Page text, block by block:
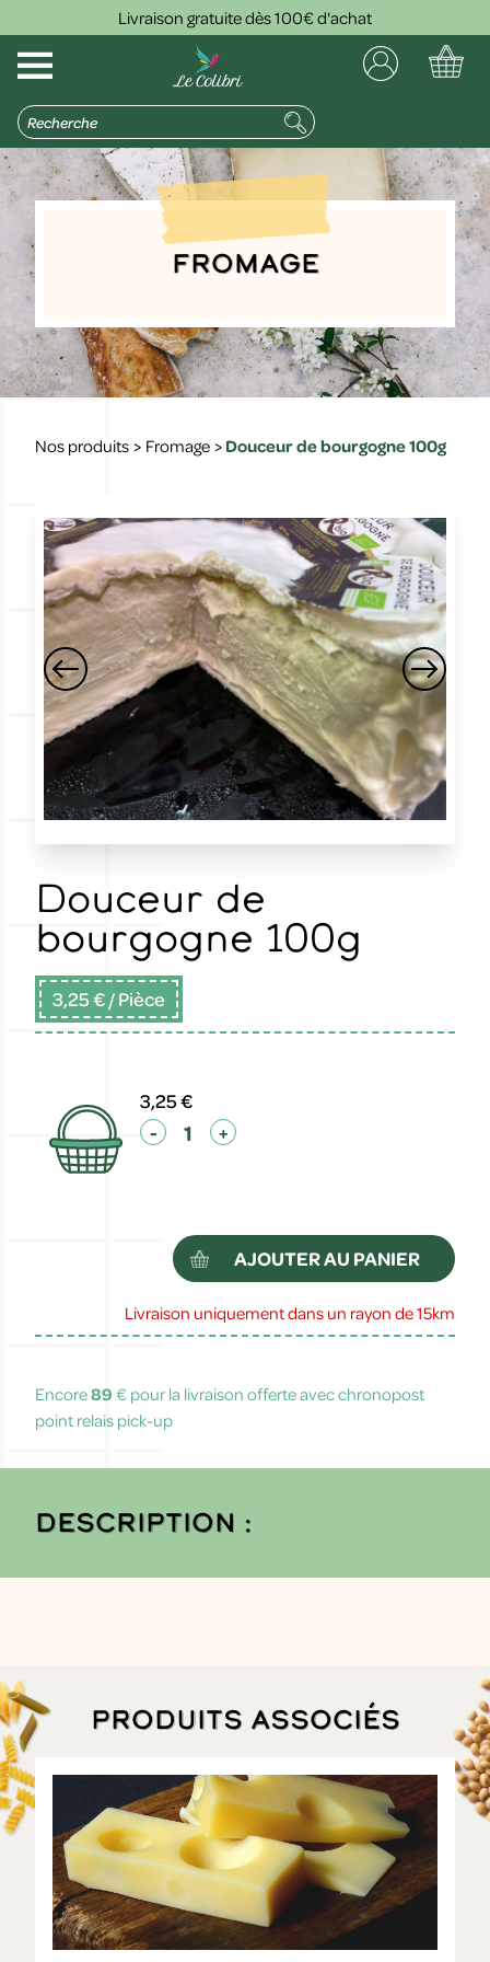
Livraison gratuite dès 100€ d'achat
Fromage
Nos produits > Fromage > Douceur de bourgogne 100g
Douceur de
bourgogne 100g
3,25 €/ Pièce
3,25 €
- +
AJOUTER AU PANIER
Livraison uniquement dans un rayon de 15km
Encore89 € pour la livraison offerte avec chronopost
point relais pick-up
Description :
Produits associés